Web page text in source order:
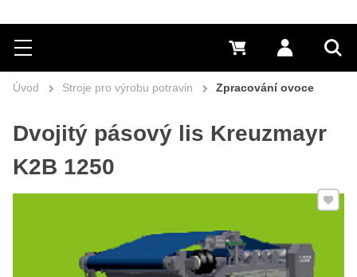
Hledat
Menu Přihlásit se
0 Kč
Úvod Stroje pro výrobu potravin Zpracování ovoce
Dvojitý pásový lis Kreuzmayr
K2B 1250
Přidat